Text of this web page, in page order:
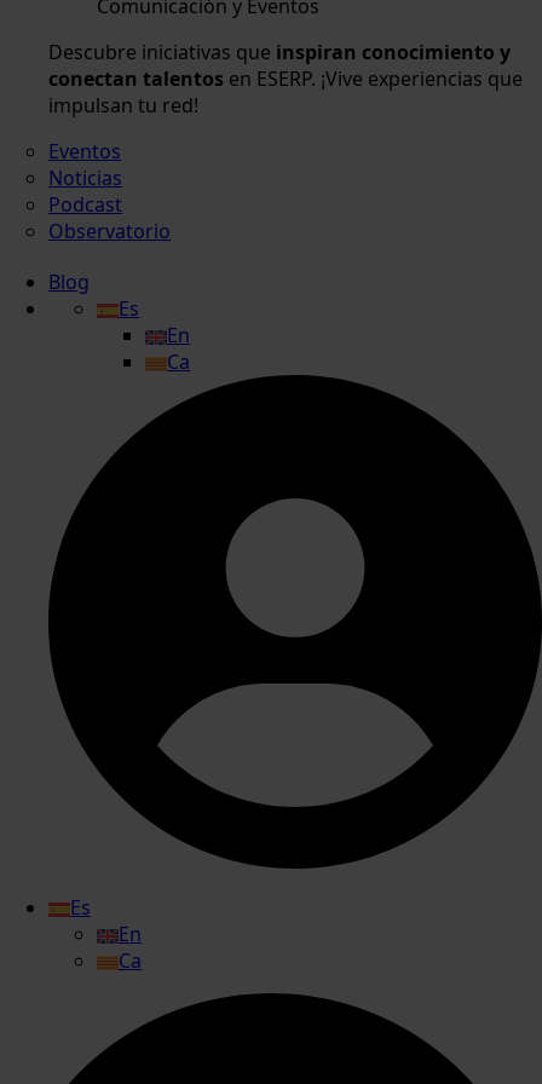
Comunicación y Eventos
Descubre iniciativas que inspiran conocimiento y
conectan talentos en ESERP. ¡Vive experiencias que
impulsan tu red!
Eventos
Noticias
Podcast
Observatorio
Blog
Es
En
Ca
Es
En
Ca